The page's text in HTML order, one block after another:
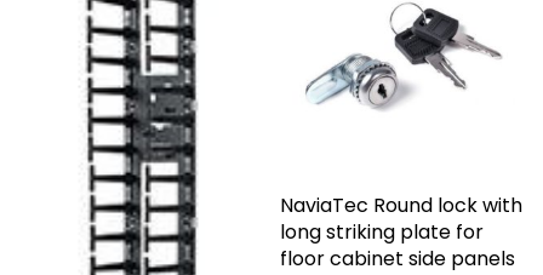
NaviaTec Round lock with
long striking plate for
floor cabinet side panels